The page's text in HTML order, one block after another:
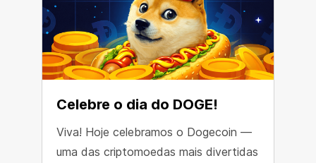
Celebre o dia do DOGE!
Viva! Hoje celebramos o Dogecoin —
uma das criptomoedas mais divertidas